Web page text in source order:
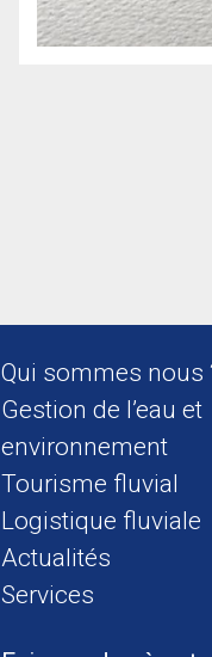
Qui sommes nous
Gestion de l’eau et
environnement
Tourisme fluvial
Logistique fluviale
Actualités
Services